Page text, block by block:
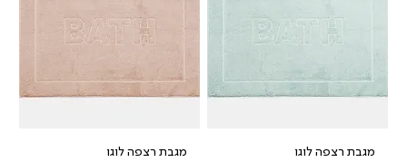
מגבת רצפה לוגו
מגבת רצפה לוגו